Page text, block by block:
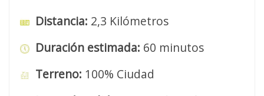
Distancia: 2,3 Kilómetros
Duración estimada: 60 minutos
Terreno: 100% Ciudad